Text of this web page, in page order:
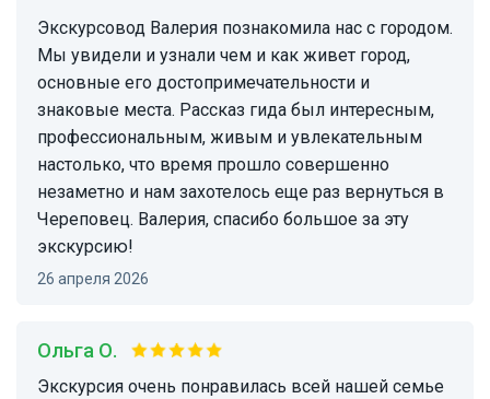
Экскурсовод Валерия познакомила нас с городом.
Мы увидели и узнали чем и как живет город,
основные его достопримечательности и
знаковые места. Рассказ гида был интересным,
профессиональным, живым и увлекательным
настолько, что время прошло совершенно
незаметно и нам захотелось еще раз вернуться в
Череповец. Валерия, спасибо большое за эту
экскурсию!
26 апреля 2026
Ольга О.
Экскурсия очень понравилась всей нашей семье